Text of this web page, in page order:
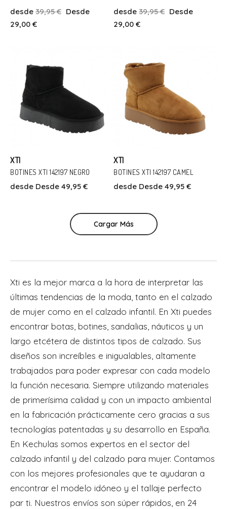
Talla
Añadir Al Carrito
desde 39,95 € Desde
29,00 €
Talla
Añadir Al Carrito
desde 39,95 € Desde
29,00 €
Talla
XTI
BOTINES XTI 142197 NEGRO
desde Desde 49,95 € Talla
XTI
BOTINES XTI 142197 CAMEL
desde Desde 49,95 €
Cargar Más
Xti es la mejor marca a la hora de interpretar las
últimas tendencias de la moda, tanto en el calzado
de mujer como en el calzado infantil. En Xti puedes
encontrar botas, botines, sandalias, náuticos y un
largo etcétera de distintos tipos de calzado. Sus
diseños son increíbles e inigualables, altamente
trabajados para poder expresar con cada modelo
la función necesaria. Siempre utilizando materiales
de primerísima calidad y con un impacto ambiental
en la fabricación prácticamente cero gracias a sus
tecnologías patentadas y su desarrollo en España.
En Kechulas somos expertos en el sector del
calzado infantil y del calzado para mujer. Contamos
con los mejores profesionales que te ayudaran a
encontrar el modelo idóneo y el tallaje perfecto
par ti. Nuestros envíos son súper rápidos , en 24